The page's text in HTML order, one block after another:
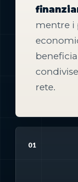
mentre i
rete.
01